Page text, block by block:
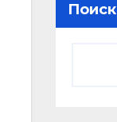
Поиск